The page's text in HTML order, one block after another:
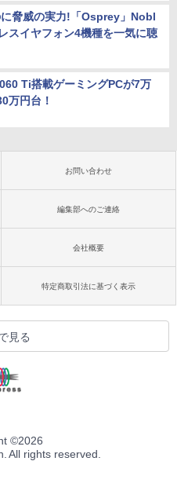
脅威の実力!「Osprey」Nobl
スイヤフォン4機種を一気に聴
Ti搭載ゲーミングPCが7万
万円台！
お問い合わせ
編集部へのご連絡
会社概要
特定商取引法に基づく表示
見る
©2026
All rights reserved.